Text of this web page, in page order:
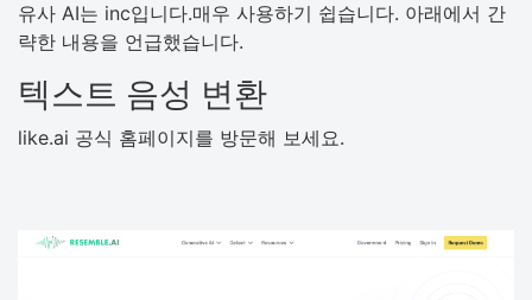
유사 AI는 inc입니다.매우 사용하기 쉽습니다. 아래에서 간
략한 내용을 언급했습니다.
텍스트 음성 변환
like.ai 공식 홈페이지를 방문해 보세요.